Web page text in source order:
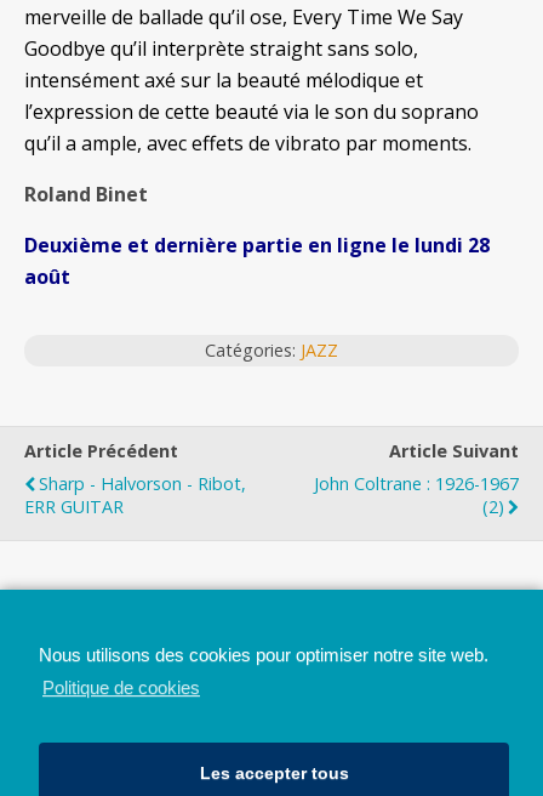
merveille de ballade qu’il ose, Every Time We Say
Goodbye qu’il interprète straight sans solo,
intensément axé sur la beauté mélodique et
l’expression de cette beauté via le son du soprano
qu’il a ample, avec effets de vibrato par moments.
Roland Binet
Deuxième et dernière partie en ligne le lundi 28
août
Catégories: JAZZ
Article Précédent
Sharp - Halvorson - Ribot,
ERR GUITAR
Article Suivant
John Coltrane : 1926-1967
(2)
Nous utilisons des cookies pour optimiser notre site web.
Politique de cookies
Les accepter tous